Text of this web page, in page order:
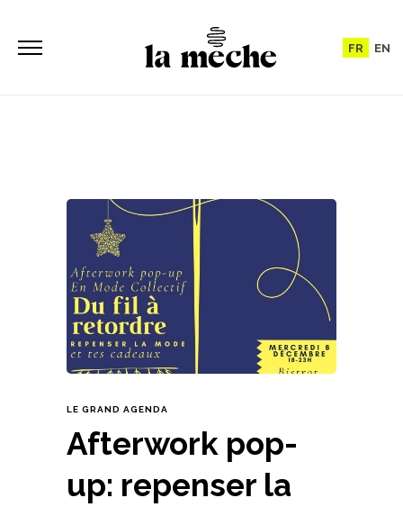
FR EN
LE GRAND AGENDA
Afterwork pop-
up: repenser la